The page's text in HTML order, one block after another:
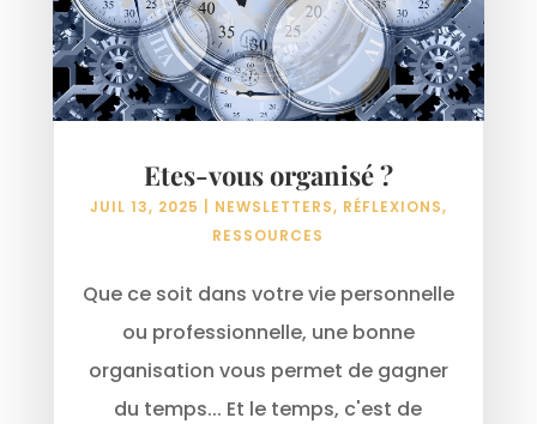
Etes-vous organisé ?
JUIL 13, 2025 NEWSLETTERS, RÉFLEXIONS,
RESSOURCES
Que ce soit dans votre vie personnelle
ou professionnelle, une bonne
organisation vous permet de gagner
du temps... Et le temps, c'est de